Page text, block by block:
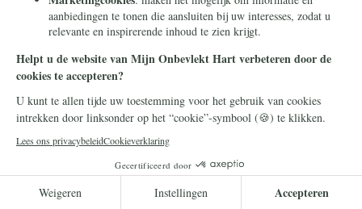
Kerk
5 mei 2026
Het nieuw leven inblazen van heilige
ruimtes – de restauratie van de